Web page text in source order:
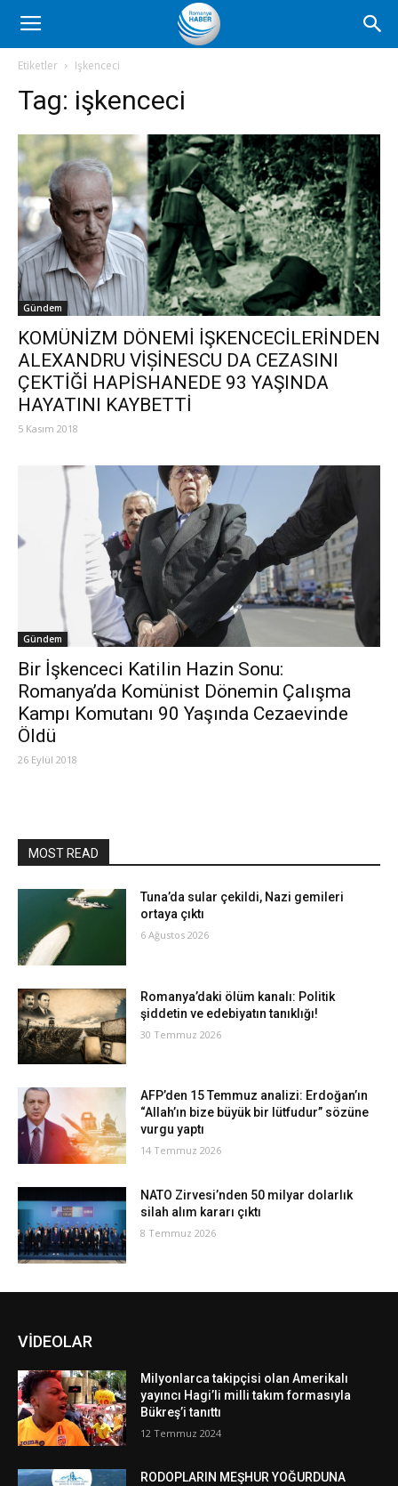
Romanya
Haber
Etiketler Işkenceci
Tag: işkenceci
Gündem
KOMÜNİZM DÖNEMİ İŞKENCECİLERİNDEN
ALEXANDRU VİȘİNESCU DA CEZASINI
ÇEKTİĞİ HAPİSHANEDE 93 YAŞINDA
HAYATINI KAYBETTİ
5 Kasım 2018
Gündem
Bir İşkenceci Katilin Hazin Sonu:
Romanya’da Komünist Dönemin Çalışma
Kampı Komutanı 90 Yaşında Cezaevinde
Öldü
26 Eylül 2018
MOST READ
Tuna’da sular çekildi, Nazi gemileri
ortaya çıktı
6 Ağustos 2026
Romanya’daki ölüm kanalı: Politik
şiddetin ve edebiyatın tanıklığı!
30 Temmuz 2026
AFP’den 15 Temmuz analizi: Erdoğan’ın
“Allah’ın bize büyük bir lütfudur” sözüne
vurgu yaptı
14 Temmuz 2026
NATO Zirvesi’nden 50 milyar dolarlık
silah alım kararı çıktı
8 Temmuz 2026
VİDEOLAR
Milyonlarca takipçisi olan Amerikalı
yayıncı Hagi’li milli takım formasıyla
Bükreş’i tanıttı
12 Temmuz 2024
RODOPLARIN MEŞHUR YOĞURDUNA